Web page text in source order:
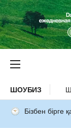
ШОУБИЗ
Бізбен бірге